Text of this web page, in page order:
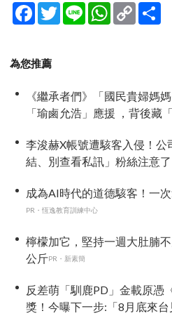
Facebook
TwitterLine WhatsApp
Copy
Link
為您推薦
《繼承者們》「國民貴婦媽
「瑜鹵允浩」應援 ，背後藏
李浚赫X帳號遭駭客入侵！公
結、別查看私訊」粉絲注意了
成為AI時代的道德駭客！一
PR・恆逸教育訓練中心
檸檬加它，堅持一週大肚腩
公斤PR・新素簡
反差萌「馴鹿PD」金載原憑
獎！今曝下一步:「8月底來台